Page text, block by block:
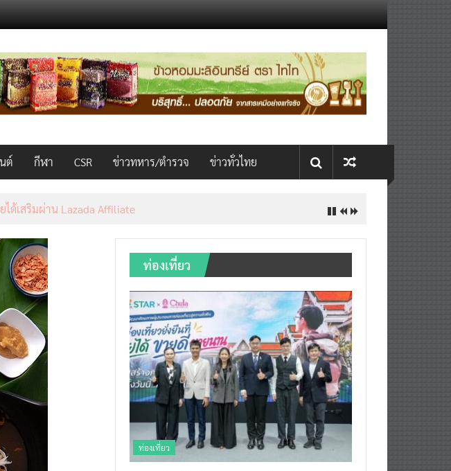
ต์ กีฬา CSR ข่าวทหาร/ตำรวจ ข่าวทั่วไทย
ได้เสริมผ่าน Lazada Affiliate
ท่องเที่ยว
ท่องเที่ยว